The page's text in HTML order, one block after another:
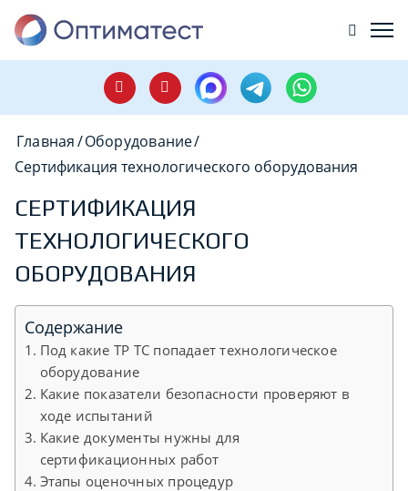
Главная/Оборудование/
Сертификация технологического оборудования
СЕРТИФИКАЦИЯ
ТЕХНОЛОГИЧЕСКОГО
ОБОРУДОВАНИЯ
Содержание
Под какие ТР ТС попадает технологическое
оборудование
Какие показатели безопасности проверяют в
ходе испытаний
Какие документы нужны для
сертификационных работ
Этапы оценочных процедур